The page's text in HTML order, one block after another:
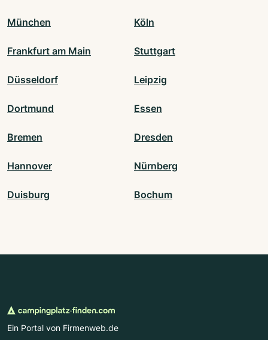
München Köln
Frankfurt am Main Stuttgart
Düsseldorf Leipzig
Dortmund Essen
Bremen Dresden
Hannover Nürnberg
Duisburg Bochum
Ein Portal von Firmenweb.de